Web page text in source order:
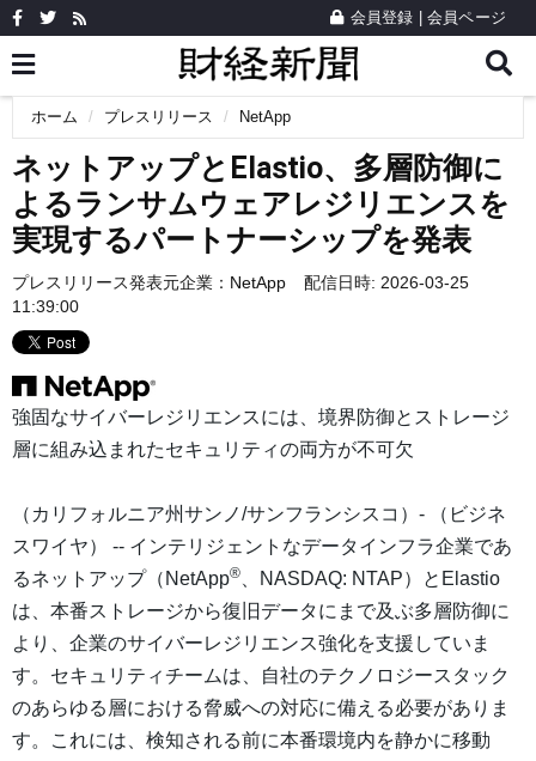
会員登録 会員ページ
ホーム プレスリリース NetApp
ネットアップとElastio、多層防御に
よるランサムウェアレジリエンスを
実現するパートナーシップを発表
プレスリリース発表元企業： NetApp
配信日時: 2026-03-25
11:39:00
強固なサイバーレジリエンスには、境界防御とストレージ
層に組み込まれたセキュリティの両方が不可欠
（カリフォルニア州サンノ/サンフランシスコ）- （ビジネ
スワイヤ） -- インテリジェントなデータインフラ企業であ
るネットアップ（NetApp®
、NASDAQ: NTAP）とElastio
は、本番ストレージから復旧データにまで及ぶ多層防御に
より、企業のサイバーレジリエンス強化を支援していま
す。セキュリティチームは、自社のテクノロジースタック
のあらゆる層における脅威への対応に備える必要がありま
す。これには、検知される前に本番環境内を静かに移動